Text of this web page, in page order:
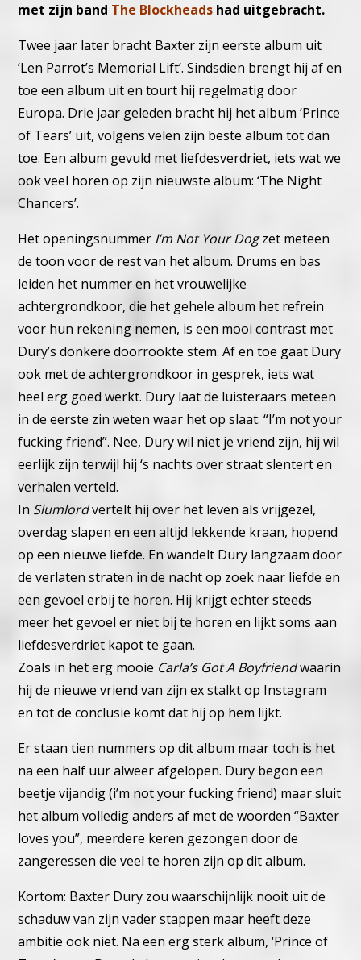
met zijn band The Blockheads had uitgebracht.
Twee jaar later bracht Baxter zijn eerste album uit
‘Len Parrot’s Memorial Lift’. Sindsdien brengt hij af en
toe een album uit en tourt hij regelmatig door
Europa. Drie jaar geleden bracht hij het album ‘Prince
of Tears’ uit, volgens velen zijn beste album tot dan
toe. Een album gevuld met liefdesverdriet, iets wat we
ook veel horen op zijn nieuwste album: ‘The Night
Chancers’.
Het openingsnummer I’m Not Your Dogzet meteen
de toon voor de rest van het album. Drums en bas
leiden het nummer en het vrouwelijke
achtergrondkoor, die het gehele album het refrein
voor hun rekening nemen, is een mooi contrast met
Dury’s donkere doorrookte stem. Af en toe gaat Dury
ook met de achtergrondkoor in gesprek, iets wat
heel erg goed werkt. Dury laat de luisteraars meteen
in de eerste zin weten waar het op slaat: “I’m not your
fucking friend”. Nee, Dury wil niet je vriend zijn, hij wil
eerlijk zijn terwijl hij ‘s nachts over straat slentert en
verhalen verteld.
In Slumlordvertelt hij over het leven als vrijgezel,
overdag slapen en een altijd lekkende kraan, hopend
op een nieuwe liefde. En wandelt Dury langzaam door
de verlaten straten in de nacht op zoek naar liefde en
een gevoel erbij te horen. Hij krijgt echter steeds
meer het gevoel er niet bij te horen en lijkt soms aan
liefdesverdriet kapot te gaan.
Zoals in het erg mooie Carla’s Got A Boyfriendwaarin
hij de nieuwe vriend van zijn ex stalkt op Instagram
en tot de conclusie komt dat hij op hem lijkt.
Er staan tien nummers op dit album maar toch is het
na een half uur alweer afgelopen. Dury begon een
beetje vijandig (i’m not your fucking friend) maar sluit
het album volledig anders af met de woorden “Baxter
loves you”, meerdere keren gezongen door de
zangeressen die veel te horen zijn op dit album.
Kortom: Baxter Dury zou waarschijnlijk nooit uit de
schaduw van zijn vader stappen maar heeft deze
ambitie ook niet. Na een erg sterk album, ‘Prince of